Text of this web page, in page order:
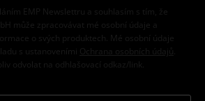
EMP Newslettru a souhlasím s tím, že
může zpracovávat mé osobní údaje a
o svých produktech. Mé osobní údaje
s ustanoveními
Ochrana osobních údajů
odvolat na odhlašovací odkaz/link.